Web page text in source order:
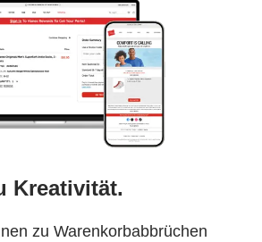
Kreativität.
zu Warenkorbabbrüchen